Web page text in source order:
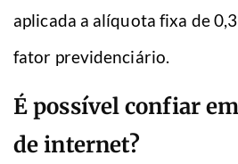
aplicada a alíquota fixa de
fator previdenciário.
É possível confiar
de internet?